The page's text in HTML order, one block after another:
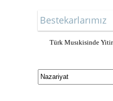
Bestekarlarımız
Türk Musıkisinde